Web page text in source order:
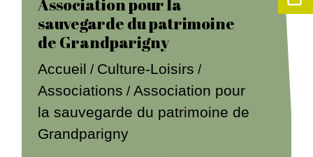
Association pour la
sauvegarde du patrimoine
de Grandparigny
Accueil / Culture-Loisirs /
Associations /Association pour
la sauvegarde du patrimoine de
Grandparigny